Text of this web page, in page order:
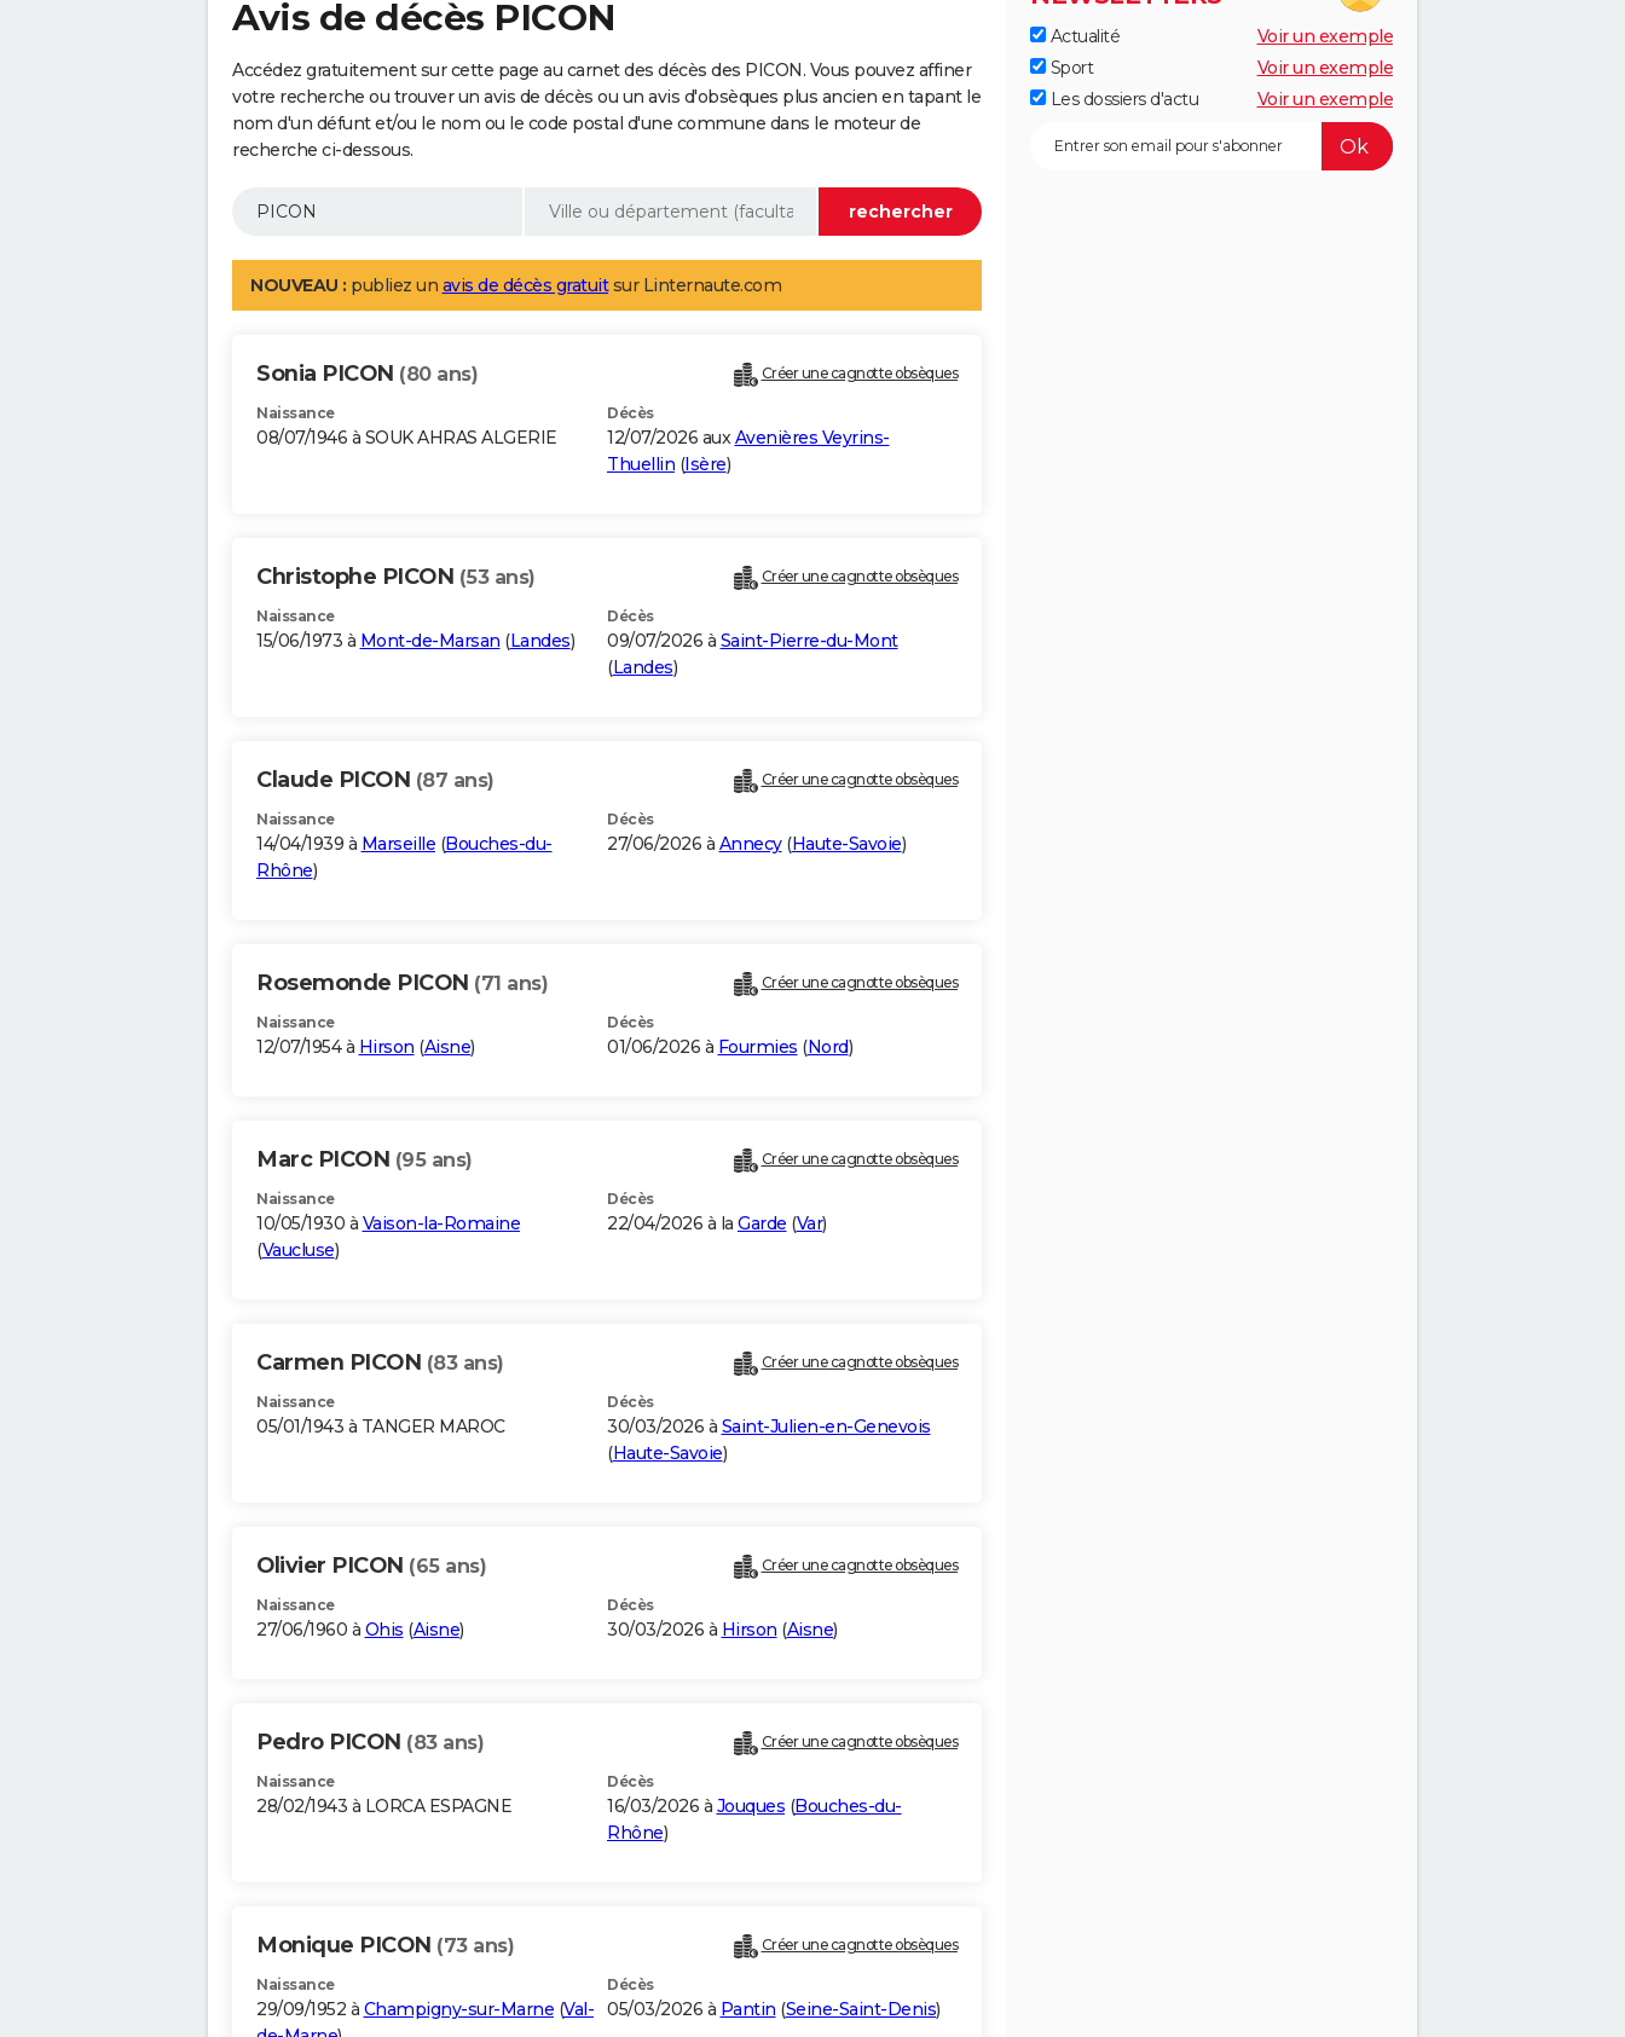
Avis de décès PICON
Accédez gratuitement sur cette page au carnet des décès des PICON. Vous pouvez affiner
votre recherche ou trouver un avis de décès ou un avis d'obsèques plus ancien en tapant le
nom d'un défunt et/ou le nom ou le code postal d'une commune dans le moteur de
recherche ci-dessous.
NOUVEAU : publiez un avis de décès gratuitsur Linternaute.com
Sonia PICON (80 ans) Créer une cagnotte obsèques
Naissance
08/07/1946 à SOUK AHRAS ALGERIE
Décès
12/07/2026 auxAvenières Veyrins-
Thuellin (Isère)
Christophe PICON (53 ans) Créer une cagnotte obsèques
Naissance
15/06/1973 à Mont-de-Marsan (Landes)
Décès
09/07/2026 à Saint-Pierre-du-Mont
(Landes)
Claude PICON (87 ans) Créer une cagnotte obsèques
Naissance
14/04/1939 à Marseille (Bouches-du-
Rhône)
Décès
27/06/2026 à Annecy(Haute-Savoie)
Rosemonde PICON (71 ans) Créer une cagnotte obsèques
Naissance
12/07/1954 à Hirson (Aisne)
Décès
01/06/2026 à Fourmies (Nord)
Marc PICON (95 ans) Créer une cagnotte obsèques
Naissance
10/05/1930 à Vaison-la-Romaine
(Vaucluse)
Décès
22/04/2026 à la Garde (Var)
Carmen PICON (83 ans) Créer une cagnotte obsèques
Naissance
05/01/1943 à TANGER MAROC
Décès
30/03/2026 à Saint-Julien-en-Genevois
(Haute-Savoie)
Olivier PICON (65 ans) Créer une cagnotte obsèques
Naissance
27/06/1960 à Ohis (Aisne)
Décès
30/03/2026 à Hirson (Aisne)
Pedro PICON (83 ans) Créer une cagnotte obsèques
Naissance
28/02/1943 à LORCA ESPAGNE
Décès
16/03/2026 à Jouques (Bouches-du-
Rhône)
Monique PICON (73 ans) Créer une cagnotte obsèques
Naissance
29/09/1952 à Champigny-sur-Marne (Val-
Décès
05/03/2026 à Pantin (Seine-Saint-Denis)
Actualité
Voir un exemple
Sport
Voir un exemple
Les dossiers d'actu
Voir un exemple